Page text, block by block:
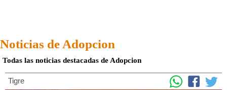
Noticias de Adopcion
Todas las noticias destacadas de Adopcion
Tigre